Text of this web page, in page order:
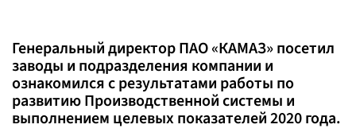
Генеральный директор ПАО «КАМАЗ» посетил
заводы и подразделения компании и
ознакомился с результатами работы по
развитию Производственной системы и
выполнением целевых показателей 2020 года.